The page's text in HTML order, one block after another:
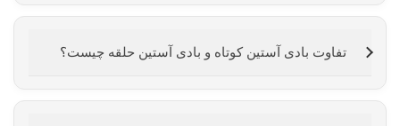
تفاوت بادی آستین کوتاه و بادی آستین حلقه چیست؟